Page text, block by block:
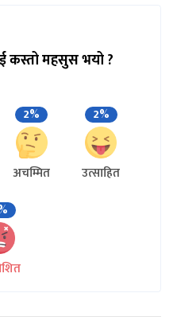
कस्तो महसुस भयो ?
2%
अचम्मित
2%
उत्साहित